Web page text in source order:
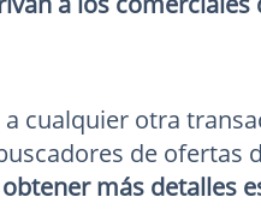
cualquier otra
de ofertas
más detalles